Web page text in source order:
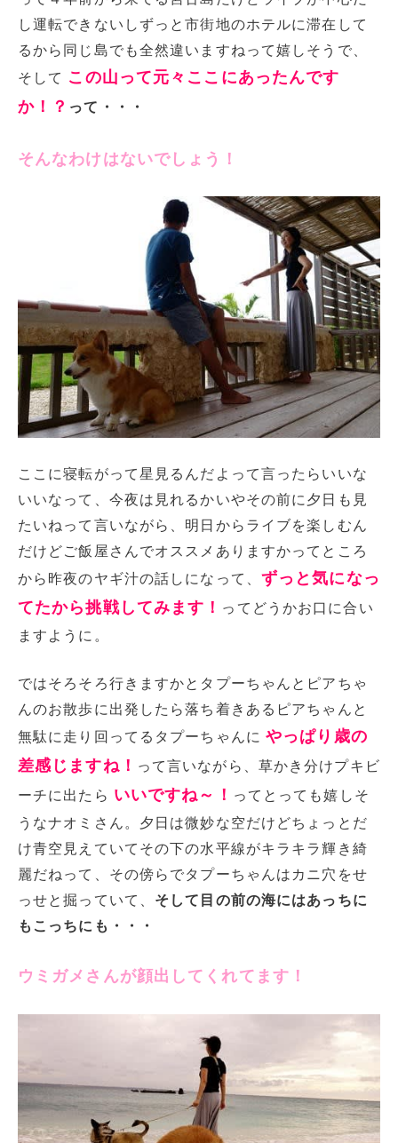
し運転できないしずっと市街地のホテルに滞在して
るから同じ島でも全然違いますねって嬉しそうで、
そして この山って元々ここにあったんです
か！？ って・・・
そんなわけはないでしょう！
ここに寝転がって星見るんだよって言ったらいいな
いいなって、今夜は見れるかいやその前に夕日も見
たいねって言いながら、明日からライブを楽しむん
だけどご飯屋さんでオススメありますかってところ
から昨夜のヤギ汁の話しになって、 ずっと気になっ
てたから挑戦してみます！ ってどうかお口に合い
ますように。
ではそろそろ行きますかとタプーちゃんとピアちゃ
んのお散歩に出発したら落ち着きあるピアちゃんと
無駄に走り回ってるタプーちゃんにやっぱり歳の
差感じますね！ って言いながら、草かき分けプキビ
ーチに出たら いいですね～！ ってとっても嬉しそ
うなナオミさん。夕日は微妙な空だけどちょっとだ
け青空見えていてその下の水平線がキラキラ輝き綺
麗だねって、その傍らでタプーちゃんはカニ穴をせ
っせと掘っていて、 そして目の前の海にはあっちに
もこっちにも・・・
ウミガメさんが顔出してくれてます！